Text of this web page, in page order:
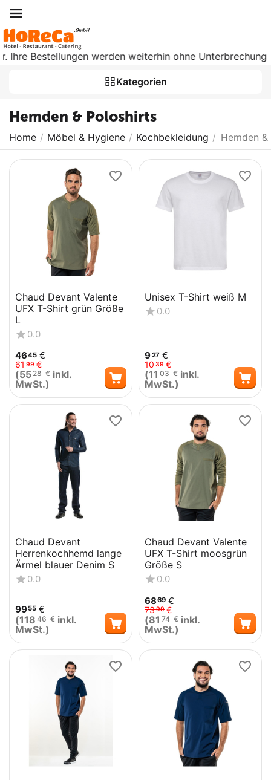
werden weiterhin ohne Unterbrechung
Kategorien
Hemden & Poloshirts
Home / Möbel & Hygiene / Kochbekleidung / Hemden
Chaud Devant Valente
UFX T-Shirt grün Größe
L
0.0
4645 €
6199 €
(55 28 € inkl.
MwSt.)
Unisex T-Shirt weiß M
0.0
927 €
1039 €
(11 03 € inkl.
MwSt.)
Chaud Devant
Herrenkochhemd lange
Ärmel blauer Denim S
0.0
9955 €
(118 46 € inkl.
MwSt.)
Chaud Devant Valente
UFX T-Shirt moosgrün
Größe S
0.0
6869 €
7399 €
(81 74 € inkl.
MwSt.)